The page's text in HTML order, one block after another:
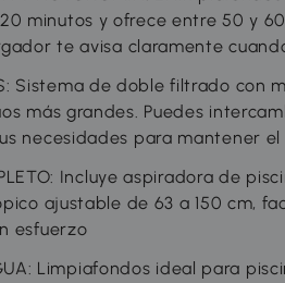
minutos y ofrece entre 50 y
te avisa claramente
Sistema de doble filtrado con
más grandes. Puedes
necesidades para mantener
Incluye aspiradora de
ajustable de 63 a 150 cm,
esfuerzo
Limpiafondos ideal para